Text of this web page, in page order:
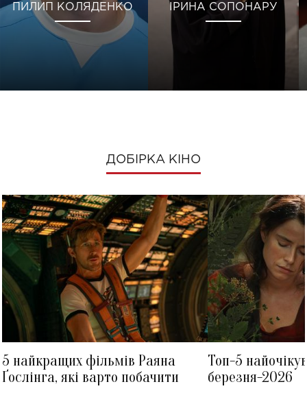
ПИЛИП КОЛЯДЕНКО ІРИНА СОПОНАРУ
ДОБІРКА КІНО
5 найкращих фільмів Раяна
Ґослінга, які варто побачити
Топ-5
березня-2026